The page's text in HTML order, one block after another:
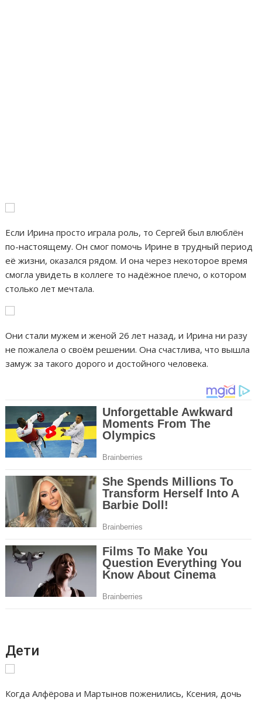
Если Ирина просто играла роль, то Сергей был влюблён
по-настоящему. Он смог помочь Ирине в трудный период
её жизни, оказался рядом. И она через некоторое время
смогла увидеть в коллеге то надёжное плечо, о котором
столько лет мечтала.
Они стали мужем и женой 26 лет назад, и Ирина ни разу
не пожалела о своём решении. Она счастлива, что вышла
замуж за такого дорого и достойного человека.
Дети
Когда Алфёрова и Мартынов поженились, Ксения, дочь